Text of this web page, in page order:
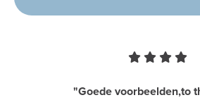
"Goede voorbeelden,to